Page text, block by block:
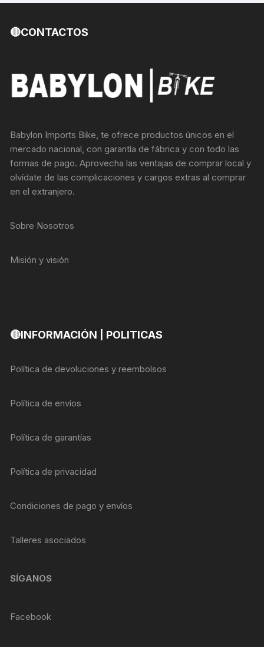
🔴CONTACTOS
Babylon Imports Bike, te ofrece productos únicos en el
mercado nacional, con garantía de fábrica y con todo las
formas de pago. Aprovecha las ventajas de comprar local y
olvídate de las complicaciones y cargos extras al comprar
en el extranjero.
Sobre Nosotros
Misión y visión
🔴INFORMACIÓN | POLITICAS
Política de devoluciones y reembolsos
Política de envíos
Política de garantías
Política de privacidad
Condiciones de pago y envíos
Talleres asociados
SÍGANOS
Facebook